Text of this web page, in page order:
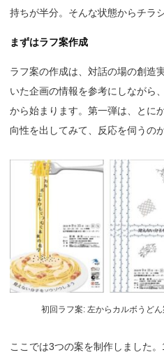
持ちが半分。そんな状態からチラ
まずはラフ案作成
ラフ案の作成は、対話の場の創造
いた企画の情報を参考にしながら
から始まります。第一弾は、とに
向性を出してみて、反応を伺うの
初回ラフ案: 左からカルボうど
ここでは3つの案を制作しました